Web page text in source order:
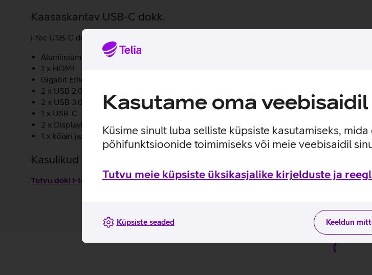
Kasutame oma
Küsime sinult luba selliste küpsiste kasutamiseks,
põhifunktsioonide toimimiseks või meie veebisaidil
Tutvu meie küpsiste üksikasjalike kirjelduste ja
Keeldun
Küpsiste seaded
Lisainfo
Kaasaskantav USB-C dokk.
i-tec USB-C dokk võimaldab kiirelt ja mugavalt oma arvutiga erinevate lisaseadmete
Alumiiniumist korpus.
1 x HDMI
Gigabit Ethernet RJ-45
2 x USB 2.0
2 x USB 3.0
1 x USB-C
2 x DisplayPort
1 x kõlari ja mikrofoni ühine pesa
Kasulikud lingid
Tutvu doki i-tec USB-C omaduste ja kasutusviisidega tootja kodulehel